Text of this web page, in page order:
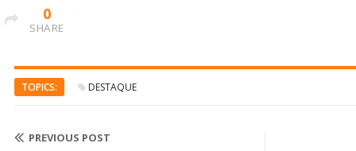
0
SHARE
TOPICS: DESTAQUE
PREVIOUS POST